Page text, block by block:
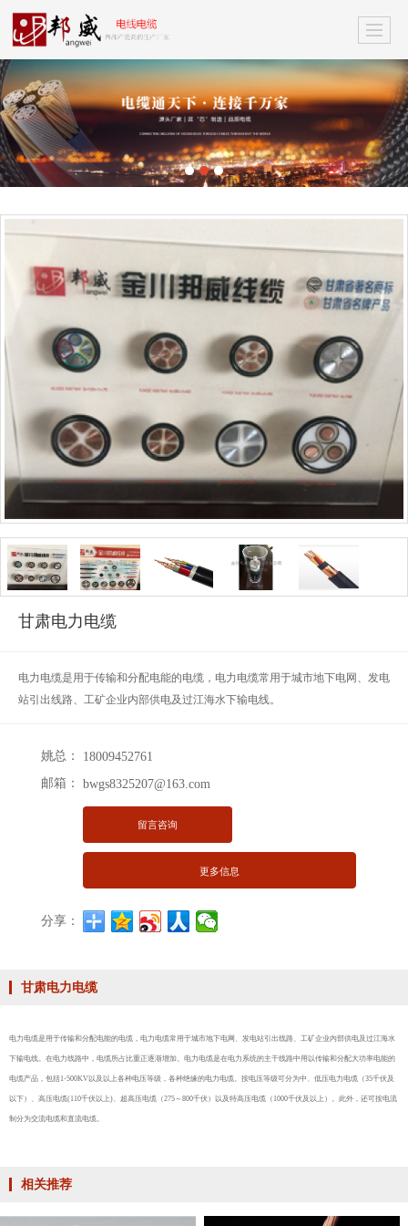
甘肃电力电缆
电力电缆是用于传输和分配电能的电缆，电力电缆常用于城市地下电网、发电
站引出线路、工矿企业内部供电及过江海水下输电线。
姚总： 18009452761
邮箱： bwgs8325207@163.com
留言咨询
更多信息
分享：
甘肃电力电缆
电力电缆是用于传输和分配电能的电缆，电力电缆常用于城市地下电网、发电站引出线路、工矿企业内部供电及过江海水
下输电线。在电力线路中，电缆所占比重正逐渐增加。电力电缆是在电力系统的主干线路中用以传输和分配大功率电能的
电缆产品，包括1-500KV以及以上各种电压等级，各种绝缘的电力电缆。按电压等级可分为中、低压电力电缆（35千伏及
以下）、高压电缆(110千伏以上)、超高压电缆（275～800千伏）以及特高压电缆（1000千伏及以上）。此外，还可按电流
制分为交流电缆和直流电缆。
相关推荐